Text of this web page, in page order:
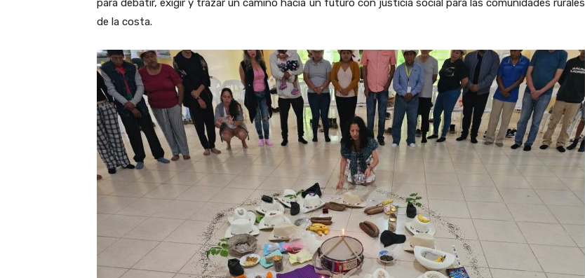
para debatir, exigir y trazar un camino hacia un futuro con justicia social para las comunidades rurales
de la costa.